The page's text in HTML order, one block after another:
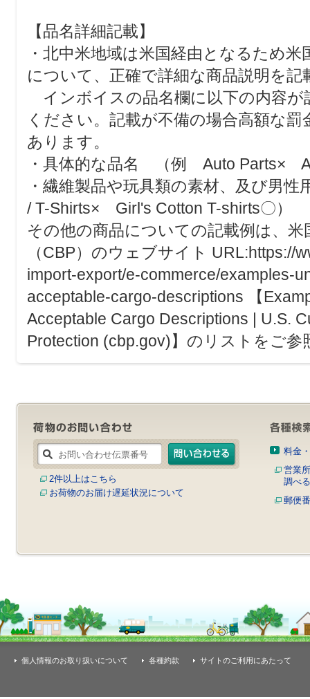
【品名詳細記載】
・北中米地域は米国経由となるため
について、正確で詳細な商品説明を
インボイスの品名欄に以下の内容が
ください。記載が不備の場合高額な
あります。
・具体的な品名 （例 Auto Parts×
・繊維製品や玩具類の素材、及び男
/ T-Shirts× Girl's Cotton T-shirts〇）
その他の商品についての記載例は、米
（CBP）のウェブサイト URL:https://
import-export/e-commerce/examples-
acceptable-cargo-descriptions 【
Acceptable Cargo Descriptions | U.S.
Protection (cbp.gov)】のリストをご参
2件以上はこちら
お荷物のお届け遅延状況について
料金
営業
調べる
郵便
個人情報のお取り扱いについて 各種約款 サイトのご利用にあたって